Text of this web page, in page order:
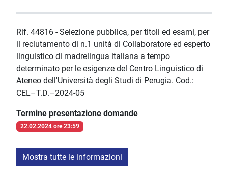
Rif. 44816 - Selezione pubblica, per titoli ed esami, per
il reclutamento di n.1 unità di Collaboratore ed esperto
linguistico di madrelingua italiana a tempo
determinato per le esigenze del Centro Linguistico di
Ateneo dell'Università degli Studi di Perugia. Cod.:
CEL–T.D.–2024-05
Termine presentazione domande
22.02.2024 ore 23:59
Mostra tutte le informazioni